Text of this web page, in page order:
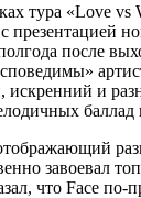
тура «Love vs
презентацией
после
искренний и
баллад
завоевал
что Face по-